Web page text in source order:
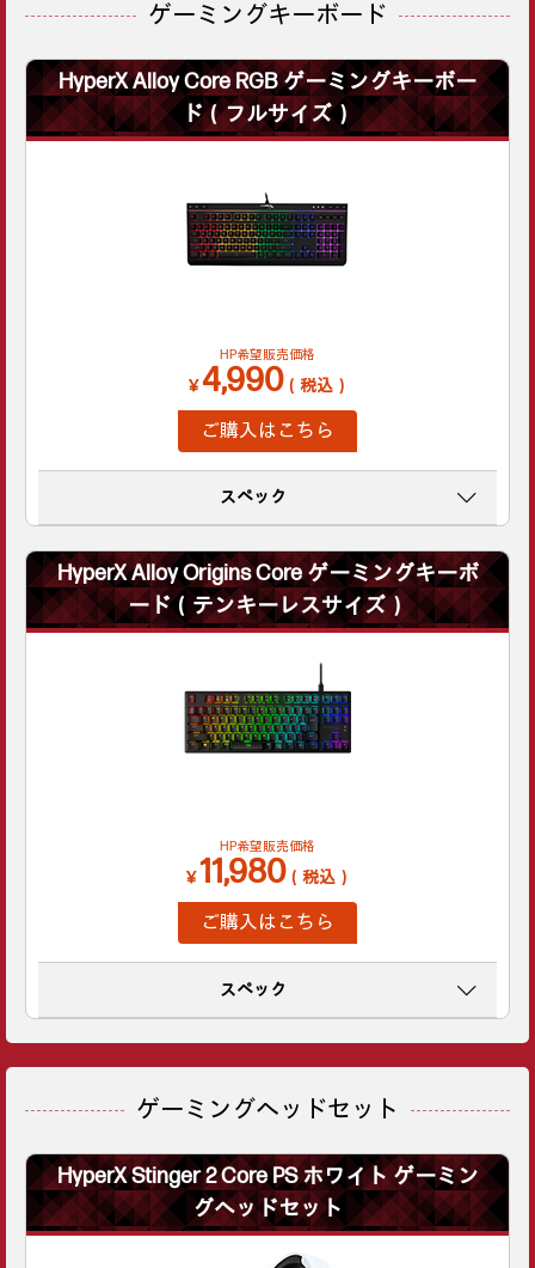
ゲーミングキーボード
HyperX Alloy Core RGB ゲーミングキーボー
ド（フルサイズ）
HP希望販売価格
￥4,990（税込）
ご購入はこちら
スペック
HyperX Alloy Origins Core ゲーミングキーボ
ード（テンキーレスサイズ）
HP希望販売価格
￥11,980（税込）
ご購入はこちら
スペック
ゲーミングヘッドセット
HyperX Stinger 2 Core PS ホワイト ゲーミン
グヘッドセット